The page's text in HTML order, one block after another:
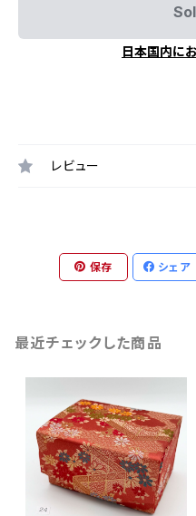
日本国内に
レビュー
保存 シェア
最近チェックした商品